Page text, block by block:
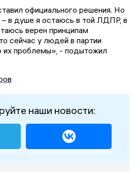
официального решения. Но
в душе я остаюсь в той ЛДПР, в
верен принципам
сейчас у людей в партии
их проблемы», - подытожил
наши новости: